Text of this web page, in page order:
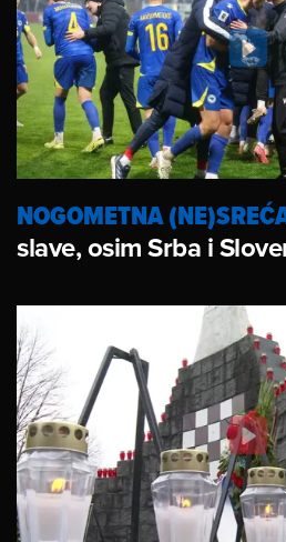
NOGOMETNA
slave, osim Srba i